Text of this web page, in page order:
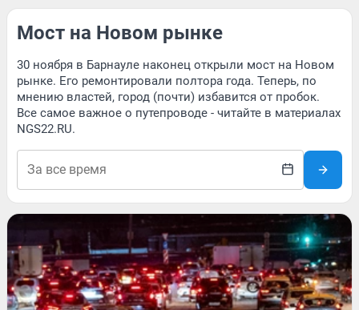
Мост на Новом рынке
30 ноября в Барнауле наконец открыли мост на Новом
рынке. Его ремонтировали полтора года. Теперь, по
мнению властей, город (почти) избавится от пробок.
Все самое важное о путепроводе - читайте в материалах
NGS22.RU.